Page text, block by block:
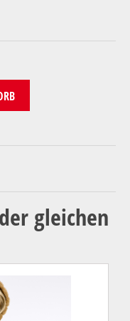
gleichen